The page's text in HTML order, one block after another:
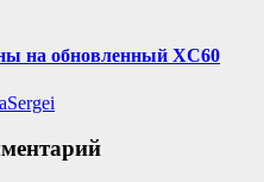
на обновленный XC60